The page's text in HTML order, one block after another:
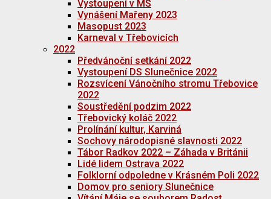
Vystoupení v MŠ
Vynášení Mařeny 2023
Masopust 2023
Karneval v Třebovicích
2022
Předvánoční setkání 2022
Vystoupení DS Slunečnice 2022
Rozsvícení Vánočního stromu Třebovice
2022
Soustředění podzim 2022
Třebovický koláč 2022
Prolínání kultur, Karviná
Sochovy národopisné slavnosti 2022
Tábor Radkov 2022 – Záhada v Británii
Lidé lidem Ostrava 2022
Folklorní odpoledne v Krásném Poli 2022
Domov pro seniory Slunečnice